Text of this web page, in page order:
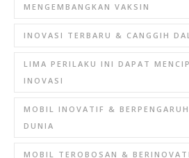
MENGEMBANGKAN VAKSIN
INOVASI TERBARU & CANGGIH
LIMA PERILAKU INI DAPAT
INOVASI
MOBIL INOVATIF &
DUNIA
MOBIL TEROBOSAN &